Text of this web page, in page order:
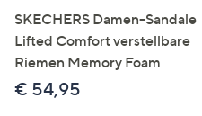
SKECHERS Damen-Sandale
Lifted Comfort verstellbare
Riemen Memory Foam
€ 54,95